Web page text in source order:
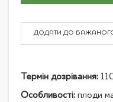
ДОДАТИ ДО
Термін дозрівання:
Особливості: плоди